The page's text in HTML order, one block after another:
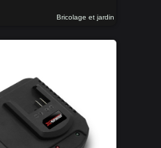
Bricolage et jardin